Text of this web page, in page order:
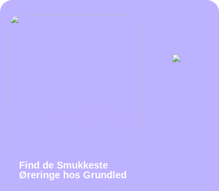
Find de Smukkeste
Øreringe hos Grundled